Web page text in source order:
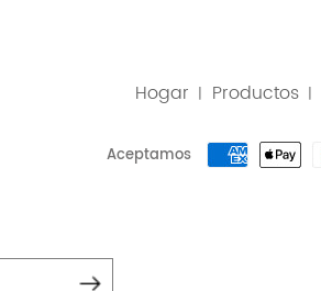
Hogar | Productos |
Aceptamos